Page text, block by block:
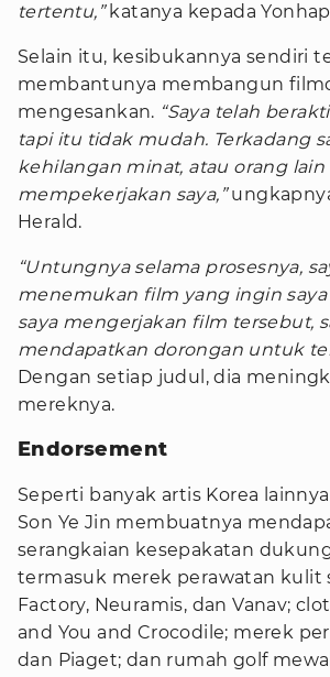
tertentu,”katanya kepada
Selain itu, kesibukannya sendiri
membantunya membangun
mengesankan. “Saya telah
tapi itu tidak mudah. Terkadang
kehilangan minat, atau orang lain
mempekerjakan saya,”
Herald.
“Untungnya selama prosesnya,
menemukan film yang ingin saya
saya mengerjakan film tersebut,
mendapatkan dorongan untuk
Dengan setiap judul, dia
mereknya.
Endorsement
Seperti banyak artis Korea
Son Ye Jin membuatnya
serangkaian kesepakatan
termasuk merek perawatan kulit
Factory, Neuramis, dan Vanav;
and You and Crocodile; merek
dan Piaget; dan rumah golf